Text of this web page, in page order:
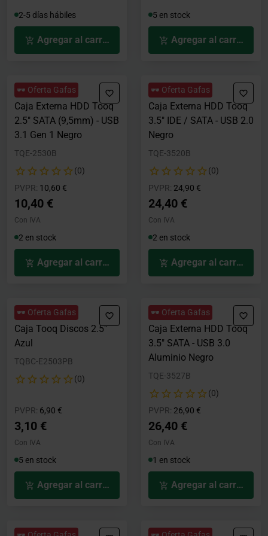
2-5 días hábiles
Agregar al carrito
5 en stock
Agregar al carrito
🕶️ Oferta Gafas
Caja Externa HDD Tooq
2.5" SATA (9,5mm) - USB
3.1 Gen 1 Negro
TQE-2530B
(0)
PVPR: Precio rebajado desde
10,60 €
10,40 €
Con IVA
2 en stock
Agregar al carrito
🕶️ Oferta Gafas
Caja Externa HDD Tooq
3.5" IDE / SATA - USB 2.0
Negro
TQE-3520B
(0)
PVPR: Precio rebajado desde
24,90 €
24,40 €
Con IVA
2 en stock
Agregar al carrito
🕶️ Oferta Gafas
Caja Tooq Discos 2.5"
Azul
TQBC-E2503PB
(0)
PVPR: Precio rebajado desde
6,90 €
3,10 €
Con IVA
5 en stock
Agregar al carrito
🕶️ Oferta Gafas
Caja Externa HDD Tooq
3.5" SATA - USB 3.0
Aluminio Negro
TQE-3527B
(0)
PVPR: Precio rebajado desde
26,90 €
26,40 €
Con IVA
1 en stock
Agregar al carrito